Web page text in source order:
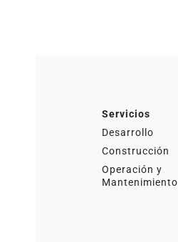
Servicios
Desarrollo
Construcción
Operación y
Mantenimiento